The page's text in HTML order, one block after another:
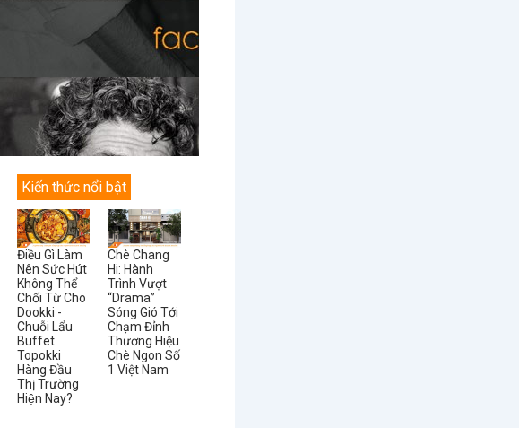
Kiến thức nổi bật
Điều Gì Làm
Nên Sức Hút
Không Thể
Chối Từ Cho
Dookki -
Chuỗi Lẩu
Buffet
Topokki
Hàng Đầu
Thị Trường
Hiện Nay?
Chè Chang
Hi: Hành
Trình Vượt
“Drama”
Sóng Gió Tới
Chạm Đỉnh
Thương Hiệu
Chè Ngon Số
1 Việt Nam